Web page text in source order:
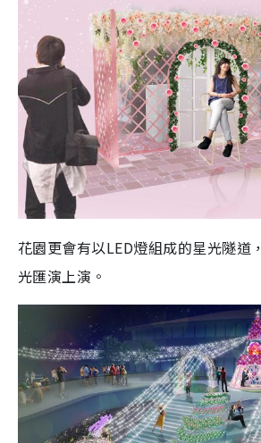
花園更會有以LED燈組成的星光隧道
光匯演上演。